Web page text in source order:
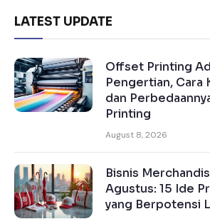
LATEST UPDATE
Offset Printing
Pengertian, Cara
dan
Printing
August 8, 2026
Bisnis
Agustus: 15 Ide
yang Berpotensi